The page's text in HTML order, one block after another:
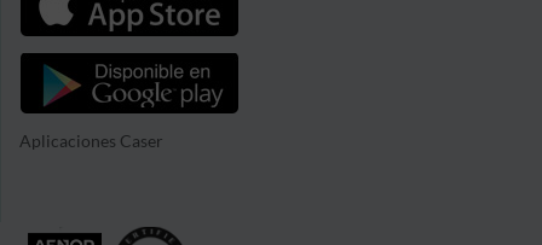
Aplicaciones Caser